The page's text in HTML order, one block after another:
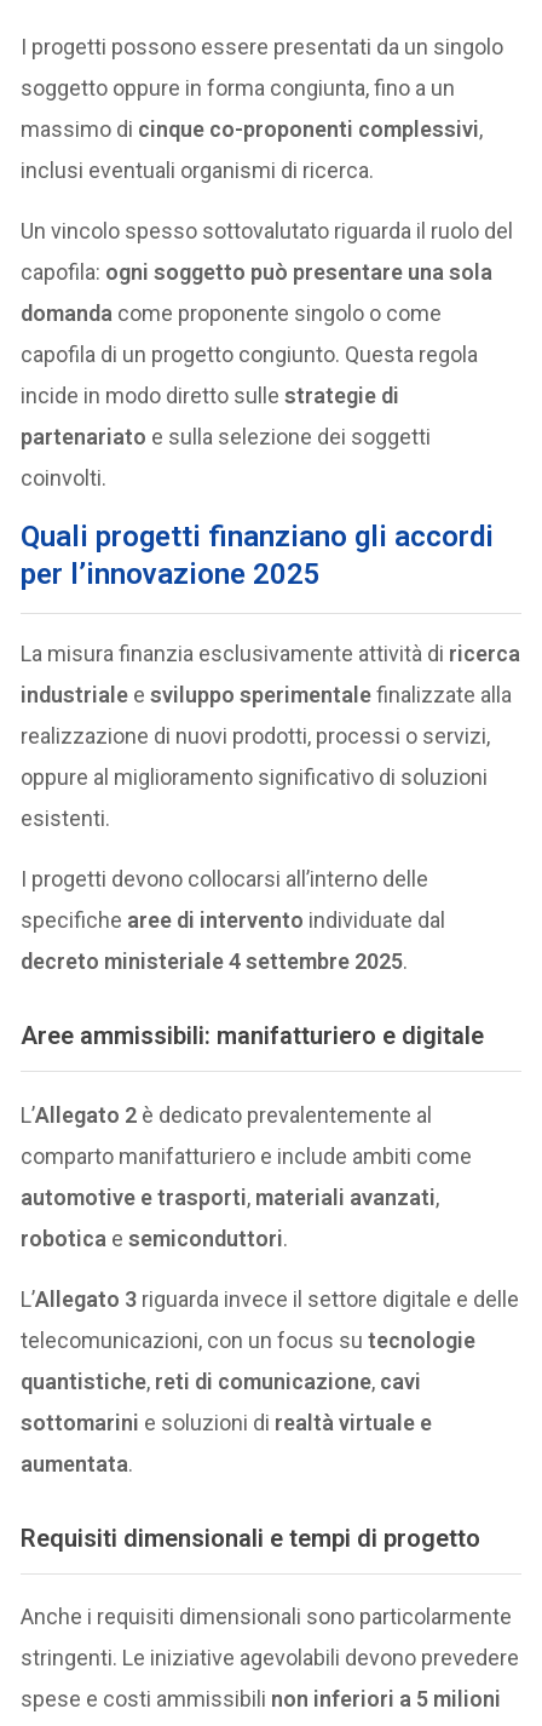
I progetti possono essere presentati da un singolo
soggetto oppure in forma congiunta, fino a un
massimo di cinque co-proponenti complessivi,
inclusi eventuali organismi di ricerca.
Un vincolo spesso sottovalutato riguarda il ruolo del
capofila: ogni soggetto può presentare una sola
domanda come proponente singolo o come
capofila di un progetto congiunto. Questa regola
incide in modo diretto sullestrategie di
partenariato e sulla selezione dei soggetti
coinvolti.
Quali progetti finanziano gli accordi
per l’innovazione 2025
La misura finanzia esclusivamente attività di ricerca
industriale esviluppo sperimentalefinalizzate alla
realizzazione di nuovi prodotti, processi o servizi,
oppure al miglioramento significativo di soluzioni
esistenti.
I progetti devono collocarsi all’interno delle
specifiche aree di intervento individuate dal
decreto ministeriale 4 settembre 2025.
Aree ammissibili: manifatturiero e digitale
L’Allegato 2 è dedicato prevalentemente al
comparto manifatturiero e include ambiti come
automotive e trasporti, materiali avanzati,
robotica esemiconduttori.
L’Allegato 3 riguarda invece il settore digitale e delle
telecomunicazioni, con un focus sutecnologie
quantistiche, reti di comunicazione, cavi
sottomarini e soluzioni di realtà virtuale e
aumentata.
Requisiti dimensionali e tempi di progetto
Anche i requisiti dimensionali sono particolarmente
stringenti. Le iniziative agevolabili devono prevedere
spese e costi ammissibili non inferiori a 5 milioni